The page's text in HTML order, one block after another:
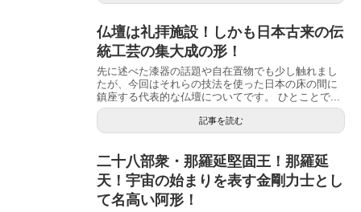
仏壇は礼拝施設！しかも日本古来の伝
統工芸の集大成の形！
先に述べた漆器の話題や自在置物でも少し触れまし
たが、今回はそれらの技法を使った日本の床の間に
鎮座する代表的な仏壇についてです。 ひとことで...
記事を読む
二十八部衆・那羅延堅固王！那羅延
天！宇宙の始まりを表す金剛力士とし
て名高い阿形！